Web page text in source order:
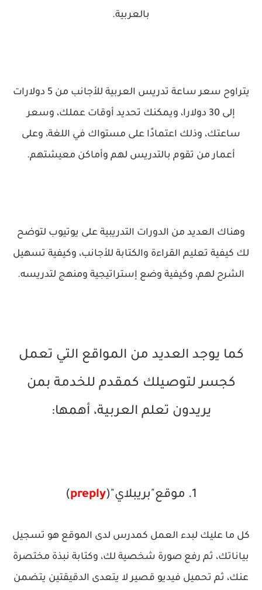
بالعربية.
يتراوح سعر ساعة تدريس العربية للأجانب من 5 دولارات
إلى 30 دولارا، ويمكنك تحديد أوقات عملك، وسعر
ساعتك، وذلك اعتمادًا على مستواك في اللغة، وعلى
أعمار من تقوم بالتدريس لهم وأماكن معيشتهم.
وهناك العديد من الدورات التدريبية على يوتيوب لتوضح
لك كيفية تعليم القراءة والكتابة للأجانب، وكيفية تسهيل
الشرح لهم، وكيفية وضع إستراتيجية ومنهج لتدريسه.
كما يوجد العديد من المواقع التي تعمل
كجسر لتوصيلك كمقدم للخدمة بمن
يريدون تعلم العربية، أهمها:
1. موقع"بريبلاي"( preply
)
كل ما عليك لبدء العمل كمدرس لدى الموقع هو تسجيل
بياناتك، ثم رفع صورة شخصية لك، وكتابة نبذة مختصرة
عنك، ثم تحميل فيديو قصير لا يتعدى الدقيقتين يتضمن